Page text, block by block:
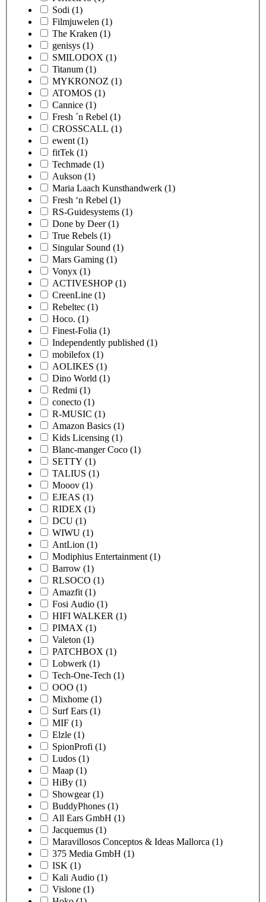
Sodi (1)
Filmjuwelen (1)
The Kraken (1)
genisys (1)
SMILODOX (1)
Titanum (1)
MYKRONOZ (1)
ATOMOS (1)
Cannice (1)
Fresh ´n Rebel (1)
CROSSCALL (1)
ewent (1)
fitTek (1)
Techmade (1)
Aukson (1)
Maria Laach Kunsthandwerk (1)
Fresh ‘n Rebel (1)
RS-Guidesystems (1)
Done by Deer (1)
True Rebels (1)
Singular Sound (1)
Mars Gaming (1)
Vonyx (1)
ACTIVESHOP (1)
CreenLine (1)
Rebeltec (1)
Hoco. (1)
Finest-Folia (1)
Independently published (1)
mobilefox (1)
AOLIKES (1)
Dino World (1)
Redmi (1)
conecto (1)
R-MUSIC (1)
Amazon Basics (1)
Kids Licensing (1)
Blanc-manger Coco (1)
SETTY (1)
TALIUS (1)
Mooov (1)
EJEAS (1)
RIDEX (1)
DCU (1)
WIWU (1)
AntLion (1)
Modiphius Entertainment (1)
Barrow (1)
RLSOCO (1)
Amazfit (1)
Fosi Audio (1)
HIFI WALKER (1)
PIMAX (1)
Valeton (1)
PATCHBOX (1)
Lobwerk (1)
Tech-One-Tech (1)
OOO (1)
Mixhome (1)
Surf Ears (1)
MIF (1)
Elzle (1)
SpionProfi (1)
Ludos (1)
Maap (1)
HiBy (1)
Showgear (1)
BuddyPhones (1)
All Ears GmbH (1)
Jacquemus (1)
Maravillosos Conceptos & Ideas Mallorca (1)
375 Media GmbH (1)
ISK (1)
Kali Audio (1)
Vislone (1)